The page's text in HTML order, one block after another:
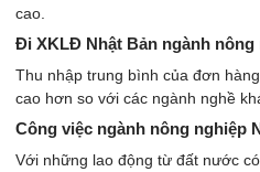
cao.
Đi XKLĐ Nhật Bản ngành nông
Thu nhập trung bình của đơn
cao hơn so với các ngành nghề
Công việc ngành nông nghiệp
Với những lao động từ đất nước